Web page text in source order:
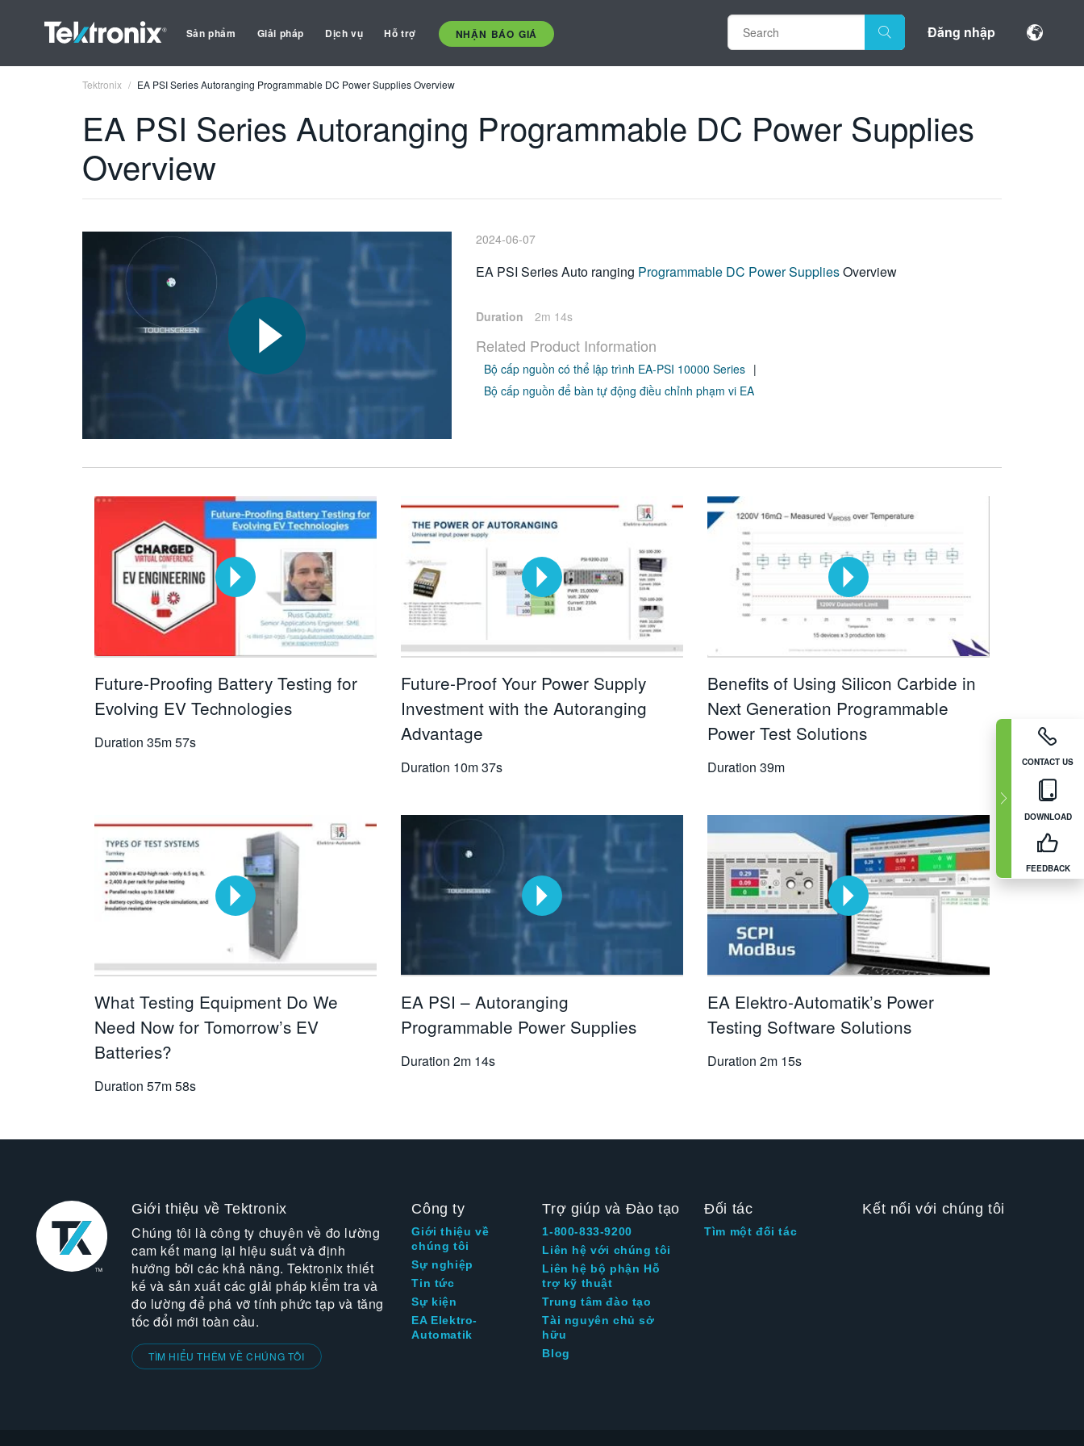
Sản phẩm Giải pháp Dịch vụ Hỗ trợ NHẬN BÁO GIÁ Đăng nhập
CONTACT US
DOWNLOAD
FEEDBACK
Tektronix EA PSI Series Autoranging Programmable DC Power Supplies Overview
EA PSI Series Autoranging Programmable DC Power Supplies
Overview
2024-06-07
EA PSI Series Auto ranging Programmable DC Power SuppliesOverview
Duration 2m 14s
Related Product Information
Bộ cấp nguồn có thể lập trình EA-PSI 10000 Series
Bộ cấp nguồn để bàn tự động điều chỉnh phạm vi EA
Future-Proofing Battery Testing for
Evolving EV Technologies
Duration 35m 57s
Future-Proof Your Power Supply
Investment with the Autoranging
Advantage
Duration 10m 37s
Benefits of Using Silicon Carbide in
Next Generation Programmable
Power Test Solutions
Duration 39m
What Testing Equipment Do We
Need Now for Tomorrow’s EV
Batteries?
Duration 57m 58s
EA PSI – Autoranging
Programmable Power Supplies
Duration 2m 14s
EA Elektro-Automatik’s Power
Testing Software Solutions
Duration 2m 15s
Giới thiệu về Tektronix
Chúng tôi là công ty chuyên về đo lường
cam kết mang lại hiệu suất và định
hướng bởi các khả năng. Tektronix thiết
kế và sản xuất các giải pháp kiểm tra và
đo lường để phá vỡ tính phức tạp và tăng
tốc đổi mới toàn cầu.
TÌM HIỂU THÊM VỀ CHÚNG TÔI
Công ty
Giới thiệu về
chúng tôi
Sự nghiệp
Tin tức
Sự kiện
EA Elektro-
Automatik
Trợ giúp và Đào tạo
1-800-833-9200
Liên hệ với chúng tôi
Liên hệ bộ phận Hỗ
trợ kỹ thuật
Trung tâm đào tạo
Tài nguyên chủ sở
hữu
Blog
Đối tác
Tìm một đối tác
Kết nối với chúng tôi